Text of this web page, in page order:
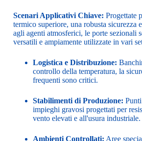
Scenari Applicativi Chiave: Progettate
termico superiore, una robusta sicurezza
agli agenti atmosferici, le porte sezionali
versatili e ampiamente utilizzate in vari
Logistica e Distribuzione:
controllo della temperatura, la
frequenti sono critici.
Stabilimenti di Produzione:
impieghi gravosi progettati per
vento elevati e all'usura industriale.
Ambienti Controllati: Aree